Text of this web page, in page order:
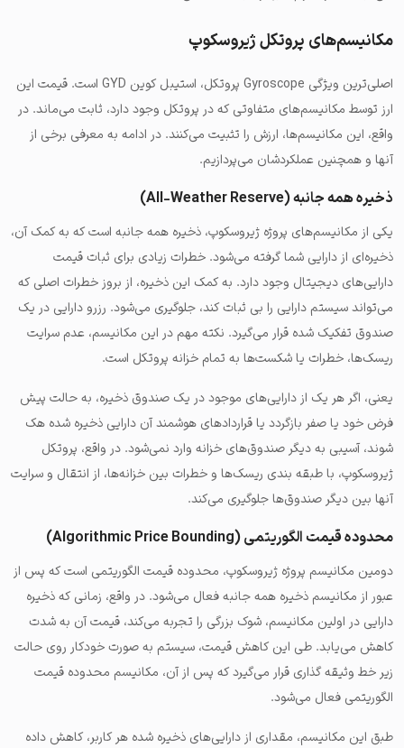
مکانیسم‌های پروتکل ژیروسکوپ
اصلی‌ترین ویژگی Gyroscope پروتکل، استیبل کوین GYD است. قیمت این
ارز توسط مکانیسم‌های متفاوتی که در پروتکل وجود دارد، ثابت می‌ماند. در
واقع، این مکانیسم‌ها، ارزش را تثبیت می‌کنند. در ادامه به معرفی برخی از
آنها و همچنین عملکردشان می‌پردازیم.
ذخیره همه جانبه (All-Weather Reserve)
یکی از مکانیسم‌های پروژه ژیروسکوپ، ذخیره همه جانبه است که به کمک آن،
ذخیره‌ای از دارایی شما گرفته می‌شود. خطرات زیادی برای ثبات قیمت
دارایی‌های دیجیتال وجود دارد. به کمک این ذخیره، از بروز خطرات اصلی که
می‌تواند سیستم دارایی را بی ثبات کند، جلوگیری می‌شود. رزرو دارایی در یک
صندوق تفکیک شده قرار می‌گیرد. نکته‌ مهم در این مکانیسم، عدم سرایت
ریسک‌ها، خطرات یا شکست‌ها به تمام خزانه پروتکل است.
یعنی، اگر هر یک از دارایی‌های موجود در یک صندوق ذخیره، به حالت پیش
فرض خود یا صفر بازگردد یا قراردادهای هوشمند آن دارایی ذخیره شده هک
شوند، آسیبی به دیگر صندوق‌های خزانه وارد نمی‌شود. در واقع، پروتکل
ژیروسکوپ، با طبقه بندی ریسک‌ها و خطرات بین خزانه‌ها، از انتقال و سرایت
آنها بین دیگر صندوق‌ها جلوگیری می‌کند.
محدوده قیمت الگوریتمی (Algorithmic Price Bounding)
دومین مکانیسم پروژه ژیروسکوپ، محدوده قیمت الگوریتمی است که پس از
عبور از مکانیسم ذخیره همه جانبه فعال می‌شود. در واقع، زمانی که ذخیره
دارایی در اولین مکانیسم، شوک بزرگی را تجربه می‌کند، قیمت آن به شدت
کاهش می‌یابد. طی این کاهش قیمت، سیستم به صورت خودکار روی حالت
زیر خط وثیقه گذاری قرار می‌گیرد که پس از آن، مکانیسم محدوده قیمت
الگوریتمی فعال می‌شود.
طبق این مکانیسم، مقداری از دارایی‌های ذخیره شده هر کاربر، کاهش داده